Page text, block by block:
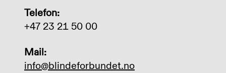
Telefon:
+47 23 21 50 00
Mail:
info@blindeforbundet.no